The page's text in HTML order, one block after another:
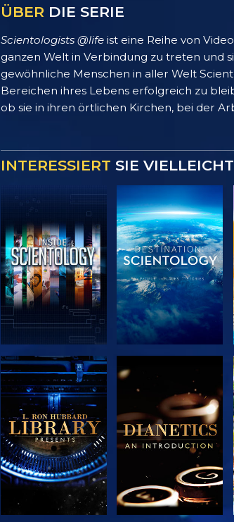
ÜBER DIE SERIE
Scientologists @life ist eine Reihe von
ganzen Welt in Verbindung zu treten und
gewöhnliche Menschen in aller Welt
Bereichen ihres Lebens erfolgreich zu
ob sie in ihren örtlichen Kirchen, bei der
INTERESSIERT SIE
SERIE
ENTDECKEN
SERIE
ENTDECKEN